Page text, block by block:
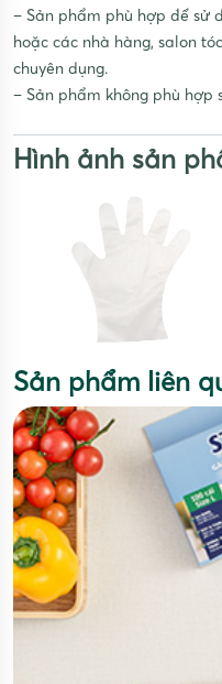
– Sản phẩm phù hợp để sử
hoặc các nhà hàng, salon
chuyên dụng.
– Sản phẩm không phù hợp
Hình ảnh sản
Sản phẩm liên